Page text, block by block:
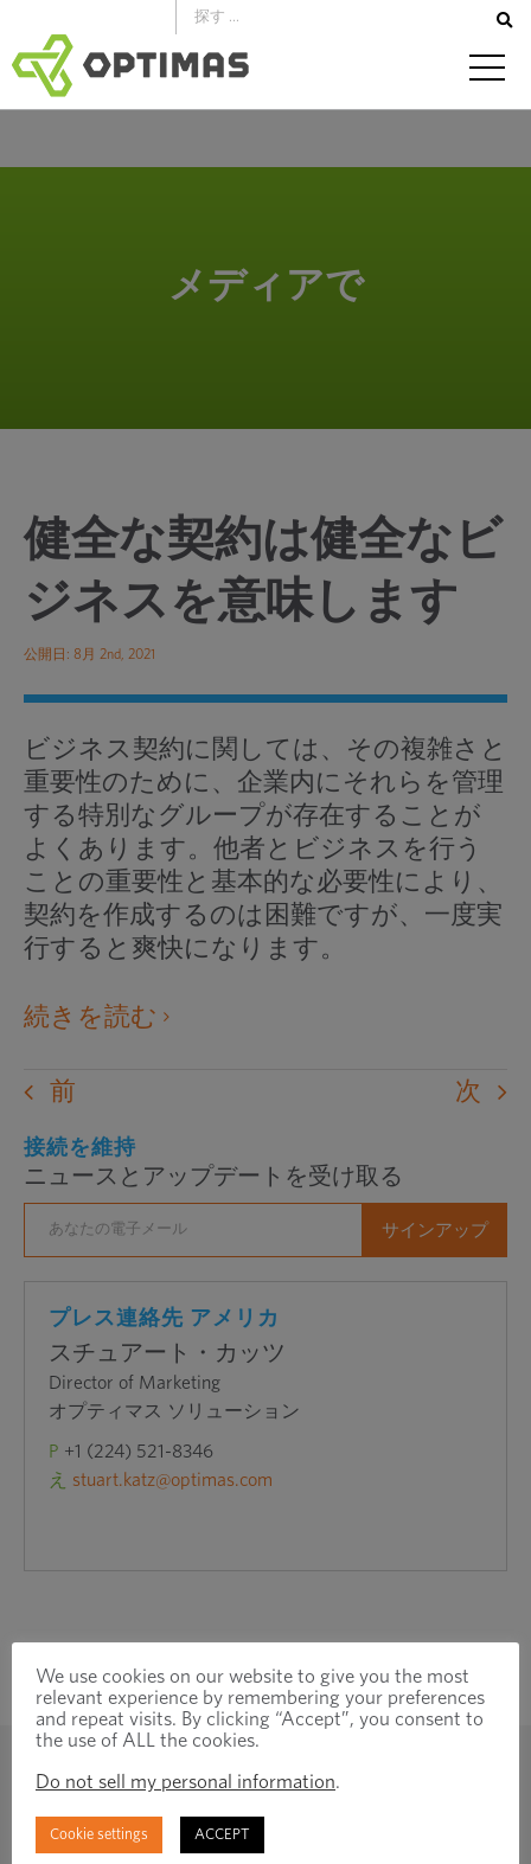
ン
テ
ン
メディアで
健全な契約は健全なビ
ジネスを意味します
公開日: 8月 2nd, 2021
ビジネス契約に関しては、その複雑さと
重要性のために、企業内にそれらを管理
する特別なグループが存在することが
よくあります。他者とビジネスを行う
ことの重要性と基本的な必要性により、
契約を作成するのは困難ですが、一度実
行すると爽快になります。
続きを読む 外
ブ
を
新
し
い
ウ
ィ
開
き
ま
す
前 次
接続を維持
ニュースとアップデートを受け取る
プレス連絡先 アメリカ
スチュアート・カッツ
Director of Marketing
オプティマス ソリューション
P +1 (224) 521-8346
え
stuart.katz@optimas.com
We use cookies on our website to give you the most
relevant experience by remembering your preferences
and repeat visits. By clicking “Accept”, you consent to
the use of ALL the cookies.
Do not sell my personal information.
Cookie settings ACCEPT